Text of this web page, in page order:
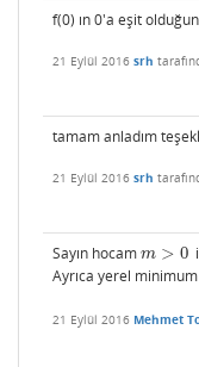
f(0) ın 0'a eşit
21 Eylül 2016 srh
tamam anladım
21 Eylül 2016 srh
Sayın hocam m > 0
m> 0
Ayrıca yerel
21 Eylül 2016 Mehmet